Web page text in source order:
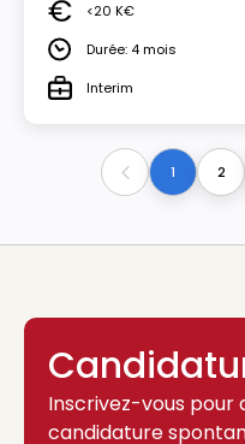
Salaire<20 K€
DuréeDurée: 4 mois
TypeInterim
Previous1 2
Inscrivez-vous pour
candidature